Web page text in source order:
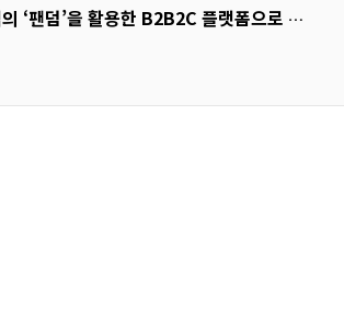
덤’을 활용한 B2B2C 플랫폼으로 글로벌 진출 꿈꾼다